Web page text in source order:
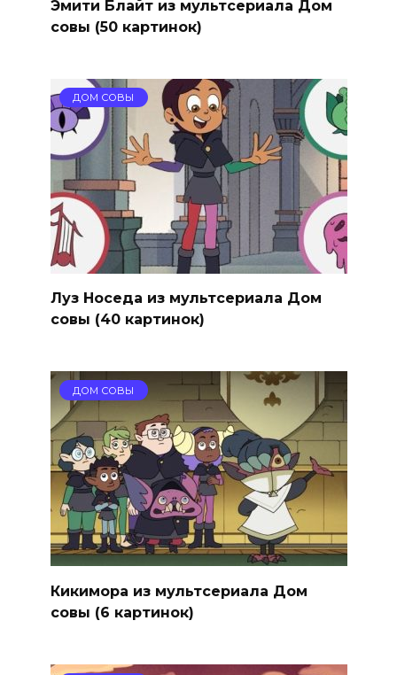
Эмити Блайт из мультсериала Дом
совы (50 картинок)
ДОМ СОВЫ
Луз Носеда из мультсериала Дом
совы (40 картинок)
ДОМ СОВЫ
Кикимора из мультсериала Дом
совы (6 картинок)